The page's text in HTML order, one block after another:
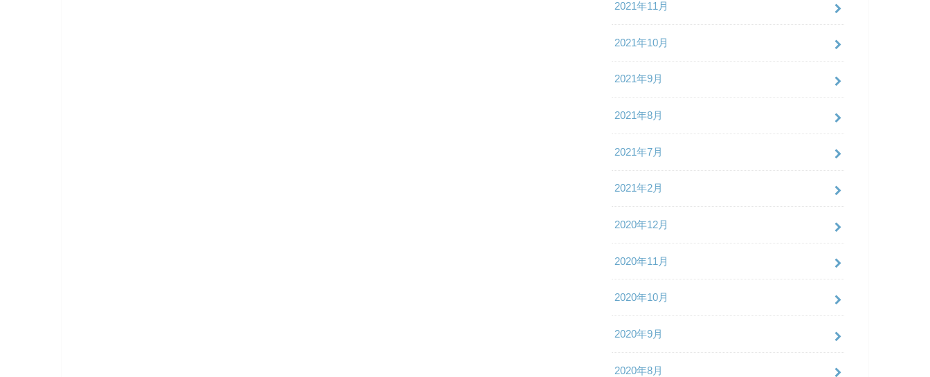
2021年11月
2021年10月
2021年9月
2021年8月
2021年7月
2021年2月
2020年12月
2020年11月
2020年10月
2020年9月
2020年8月